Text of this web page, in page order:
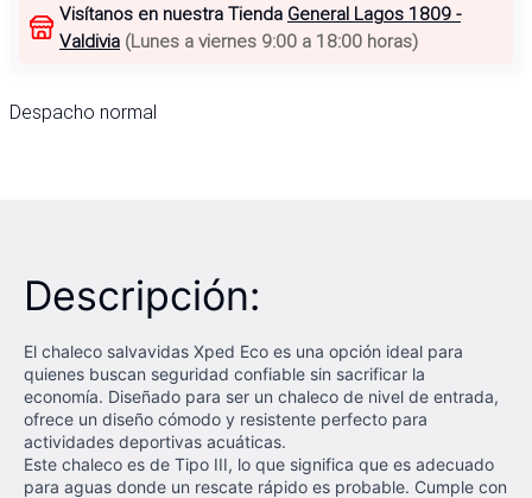
Visítanos en nuestra Tienda General Lagos 1809 -
Valdivia (Lunes a viernes 9:00 a 18:00 horas)
Despacho normal
Descripción:
El chaleco salvavidas Xped Eco es una opción ideal para
quienes buscan seguridad confiable sin sacrificar la
economía. Diseñado para ser un chaleco de nivel de entrada,
ofrece un diseño cómodo y resistente perfecto para
actividades deportivas acuáticas.
Este chaleco es de Tipo III, lo que significa que es adecuado
para aguas donde un rescate rápido es probable. Cumple con